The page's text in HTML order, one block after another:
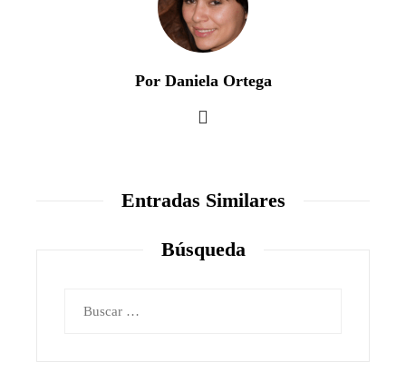
Por Daniela Ortega
Entradas Similares
Búsqueda